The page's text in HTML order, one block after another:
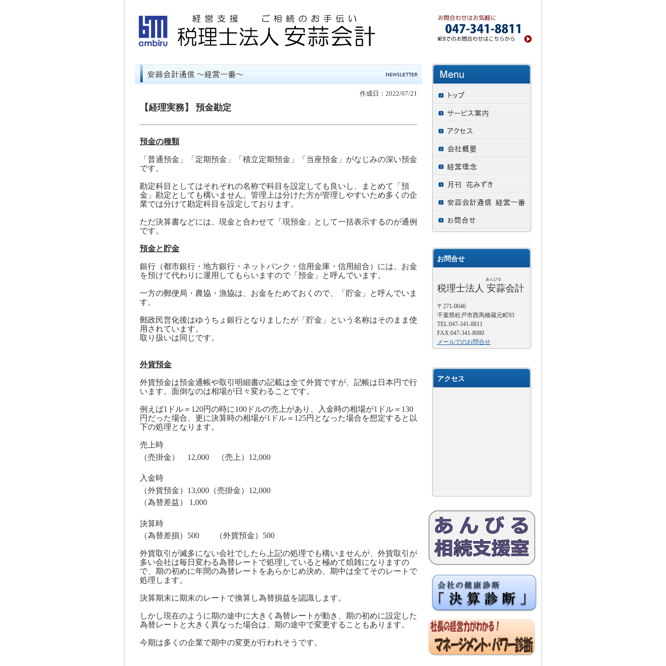
作成日：2022/07/21
【経理実務】 預金勘定
預金の種類
「普通預金」「定期預金」「積立定期預金」「当座預金」がなじみの深い預金
です。
勘定科目としてはそれぞれの名称で科目を設定しても良いし、まとめて「預
金」勘定としても構いません。管理上は分けた方が管理しやすいため多くの企
業では分けて勘定科目を設定しております。
ただ決算書などには、現金と合わせて「現預金」として一括表示するのが通例
です。
預金と貯金
銀行（都市銀行・地方銀行・ネットバンク・信用金庫・信用組合）には、お金
を預けて代わりに運用してもらいますので「預金」と呼んでいます。
一方の郵便局・農協・漁協は、お金をためておくので、「貯金」と呼んでいま
す。
郵政民営化後はゆうちょ銀行となりましたが「貯金」という名称はそのまま使
用されています。
取り扱いは同じです。
外貨預金
外貨預金は預金通帳や取引明細書の記載は全て外貨ですが、記帳は日本円で行
います。面倒なのは相場が日々変わることです。
例えば1 ドル＝ 120円の時に100 ドルの売上があり、入金時の相場が1 ドル＝ 130
円だった場合、更に決算時の相場が1 ドル＝ 125円となった場合を想定すると以
下の処理となります。
売上時
（売掛金） 12,000 （売上） 12,000
入金時
（外貨預金） 13,000 （売掛金） 12,000
（為替差益）
1,000
決算時
（為替差損） 500 （外貨預金） 500
外貨取引が滅多にない会社でしたら上記の処理でも構いませんが、外貨取引が
多い会社は毎日変わる為替レートで処理していると極めて煩雑になりますの
で、期の初めに年間の為替レートをあらかじめ決め、期中は全てそのレートで
処理します。
決算期末に期末のレートで換算し為替損益を認識します。
しかし現在のように期の途中に大きく為替レートが動き、期の初めに設定した
為替レートと大きく異なった場合は、期の途中で変更することもあります。
今期は多くの企業で期中の変更が行われそうです。
お問合せ
あんびる
税理士法人 安蒜会計
〒271-0046
千葉県松戸市西馬橋蔵元町93
TEL:047-341-8811
FAX:047-341-8080
メールでのお問合せ
アクセス